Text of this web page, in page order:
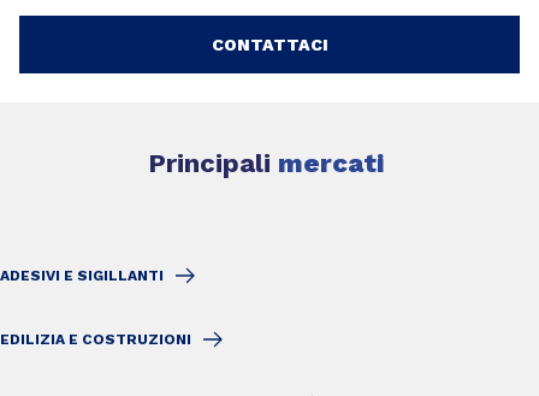
CONTATTACI
Principali mercati
ADESIVI E SIGILLANTI
EDILIZIA E COSTRUZIONI